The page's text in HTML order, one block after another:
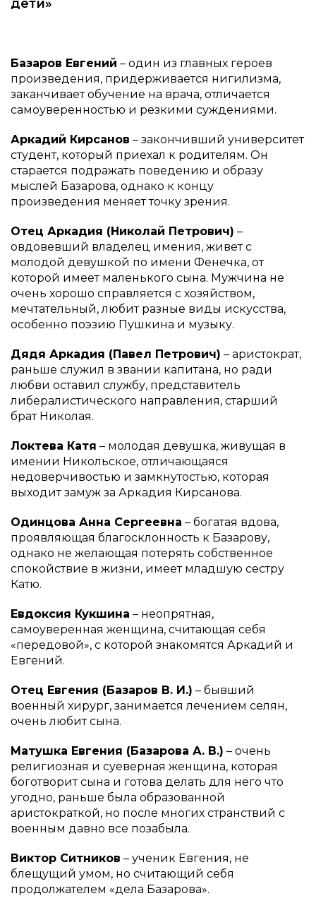
дети»
Базаров Евгений – один из главных героев
произведения, придерживается нигилизма,
заканчивает обучение на врача, отличается
самоуверенностью и резкими суждениями.
Аркадий Кирсанов – закончивший университет
студент, который приехал к родителям. Он
старается подражать поведению и образу
мыслей Базарова, однако к концу
произведения меняет точку зрения.
Отец Аркадия (Николай Петрович) –
овдовевший владелец имения, живет с
молодой девушкой по имени Фенечка, от
которой имеет маленького сына. Мужчина не
очень хорошо справляется с хозяйством,
мечтательный, любит разные виды искусства,
особенно поэзию Пушкина и музыку.
Дядя Аркадия (Павел Петрович) – аристократ,
раньше служил в звании капитана, но ради
любви оставил службу, представитель
либералистического направления, старший
брат Николая.
Локтева Катя – молодая девушка, живущая в
имении Никольское, отличающаяся
недоверчивостью и замкнутостью, которая
выходит замуж за Аркадия Кирсанова.
Одинцова Анна Сергеевна – богатая вдова,
проявляющая благосклонность к Базарову,
однако не желающая потерять собственное
спокойствие в жизни, имеет младшую сестру
Катю.
Евдоксия Кукшина – неопрятная,
самоуверенная женщина, считающая себя
«передовой», с которой знакомятся Аркадий и
Евгений.
Отец Евгения (Базаров В. И.) – бывший
военный хирург, занимается лечением селян,
очень любит сына.
Матушка Евгения (Базарова А. В.) – очень
религиозная и суеверная женщина, которая
боготворит сына и готова делать для него что
угодно, раньше была образованной
аристократкой, но после многих странствий с
военным давно все позабыла.
Виктор Ситников – ученик Евгения, не
блещущий умом, но считающий себя
продолжателем «дела Базарова».